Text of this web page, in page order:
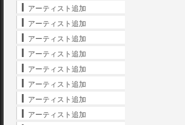
アーティスト追加
アーティスト追加
アーティスト追加
アーティスト追加
アーティスト追加
アーティスト追加
アーティスト追加
アーティスト追加